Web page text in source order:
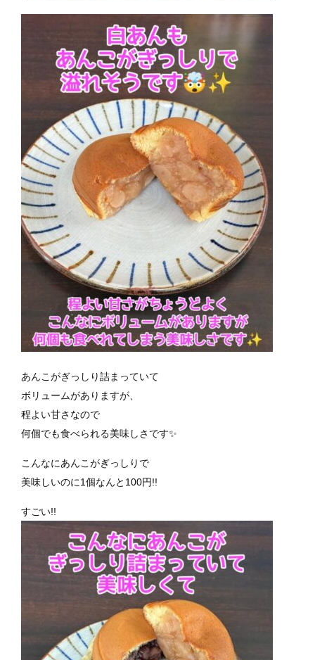
あんこがぎっしり詰まっていて
ボリュームがありますが、
程よい甘さなので
何個でも食べられる美味しさです✨️
こんなにあんこがぎっしりで
美味しいのに1個なんと100円!!
すごい!!